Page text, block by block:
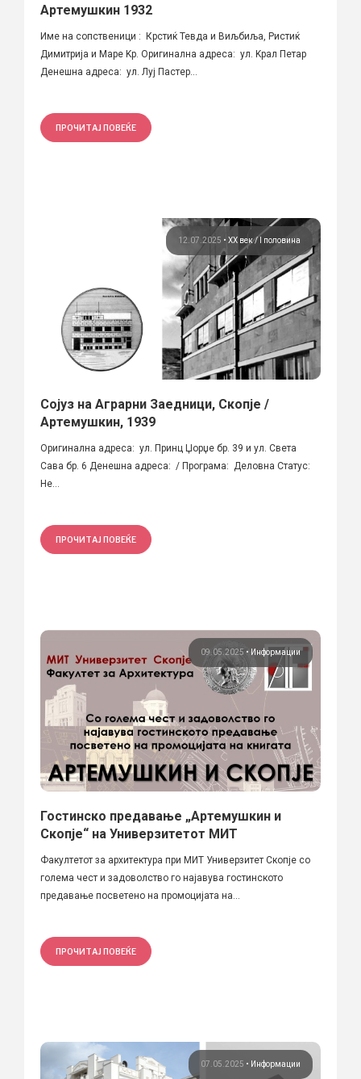
Артемушкин 1932
Име на сопственици : Крстиќ Тевда и Bиљбиља, Ристиќ
Димитрија и Mаре Kр. Оригинална адреса: ул. Kрал Петар
Денешна адреса: ул. Луј Пастер...
ПРОЧИТАЈ ПОВЕЌЕ
12.07.2025 • ХХ век / I половина
Сојуз на Аграрни Заедници, Скопје /
Артемушкин, 1939
Оригинална адреса: ул. Принц Џорџе бр. 39 и ул. Света
Сава бр. 6 Денешна адреса: / Програма: Деловна Статус:
Не...
ПРОЧИТАЈ ПОВЕЌЕ
09.05.2025 • Информации
Гостинско предавање „Артемушкин и
Скопје“ на Универзитетoт МИТ
Факултетот за архитектура при МИТ Универзитет Скопје со
голема чест и задоволство го најавува гостинското
предавање посветено на промоцијата на...
ПРОЧИТАЈ ПОВЕЌЕ
07.05.2025 • Информации